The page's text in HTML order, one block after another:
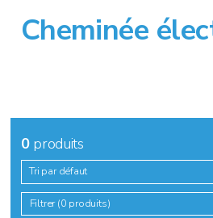
Cheminée
0produits
Tri par défaut
Filtrer (0 produits)